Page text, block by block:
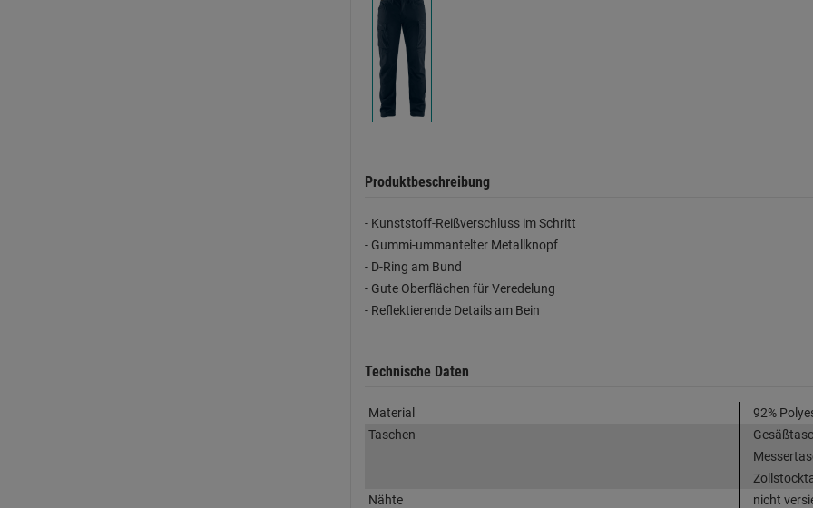
Produktbeschreibung
- Kunststoff-Reißverschluss im Schritt
- Gummi-ummantelter Metallknopf
- D-Ring am Bund
- Gute Oberflächen für Veredelung
- Reflektierende Details am Bein
Technische Daten
Material
92%
Taschen
Nähte
nicht